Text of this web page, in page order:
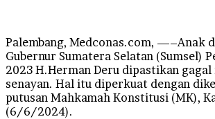
Palembang, Medconas.com, —–Anak
Gubernur Sumatera Selatan (Sumsel)
2023 H.Herman Deru dipastikan gagal
senayan. Hal itu diperkuat dengan
putusan Mahkamah Konstitusi (MK),
(6/6/2024).